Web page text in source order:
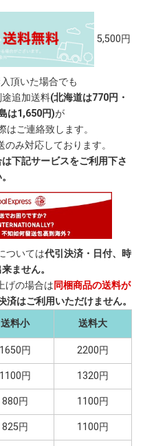
5,500円
頂いた場合でも
追加送料(北海道は770円・
は1,650円)が
はご連絡致します。
み対応しております。
下記サービスをご利用下さ
ついては代引決済・日付、時
ません。
げの場合は同梱商品の送料が
済はご利用いただけません。
送料小
送料大
1650円 2200円
1100円 1320円
880円 1100円
825円 1100円